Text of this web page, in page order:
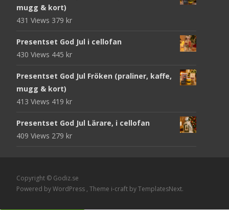
mugg & kort)
431 Views 379 kr
Presentset God Jul i cellofan
430 Views 445 kr
Presentset God Jul Fröken (praliner, kaffe,
mugg & kort)
413 Views 419 kr
Presentset God Jul Lärare, i cellofan
409 Views 279 kr
Copyright © Godiz.se
Powered by WordPress , Theme i-craft by TemplatesNext.